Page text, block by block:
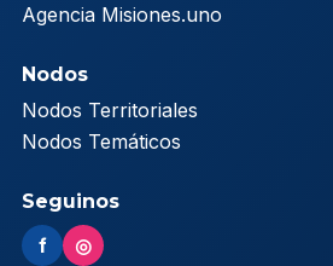
Agencia Misiones.uno
Nodos
Nodos Territoriales
Nodos Temáticos
Seguinos
f ◎